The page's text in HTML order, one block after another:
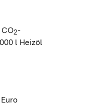
2-
l Heizöl